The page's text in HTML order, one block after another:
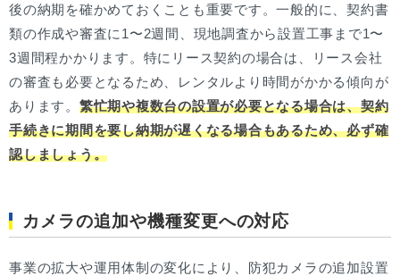
後の納期を確かめておくことも重要です。一般的に、契約書
類の作成や審査に1〜2週間、現地調査から設置工事まで1〜
3週間程かかります。特にリース契約の場合は、リース会社
の審査も必要となるため、レンタルより時間がかかる傾向が
あります。 繁忙期や複数台の設置が必要となる場合は、契約
手続きに期間を要し納期が遅くなる場合もあるため、必ず確
認しましょう。
カメラの追加や機種変更への対応
事業の拡大や運用体制の変化により、防犯カメラの追加設置